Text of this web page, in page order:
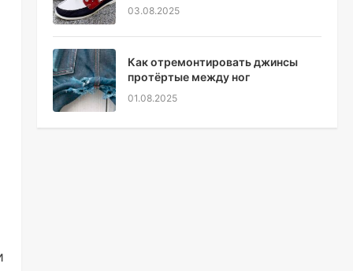
03.08.2025
Как отремонтировать джинсы
протёртые между ног
01.08.2025